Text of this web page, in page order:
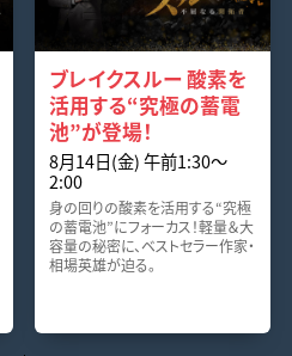
ブレイクスルー 酸素を
活用する“究極の蓄電
池”が登場！
8月14日(金) 午前1:30～
2:00
身の回りの酸素を活用する“究極
の蓄電池”にフォーカス！軽量＆大
容量の秘密に、ベストセラー作家・
相場英雄が迫る。